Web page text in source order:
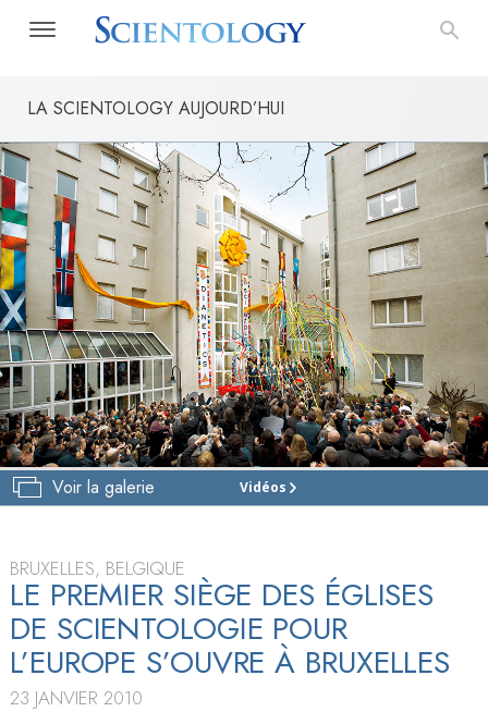
LA SCIENTOLOGY AUJOURD’HUI
Voir la galerie Vidéos
ÉGLISES
VISITE
INAUGURATION
BRUXELLES, BELGIQUE
LE PREMIER SIÈGE DES ÉGLISES
DE SCIENTOLOGIE POUR
L’EUROPE S’OUVRE À BRUXELLES
23 JANVIER 2010